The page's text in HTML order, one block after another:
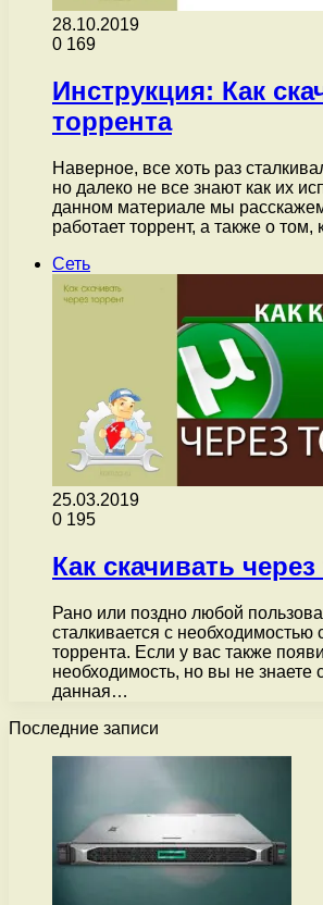
28.10.2019
0 169
Инструкция: Как
торрента
Наверное, все хоть раз
но далеко не все знают как их
данном материале мы
работает торрент, а также о том,
Сеть
25.03.2019
0 195
Как скачивать
Рано или поздно любой
сталкивается с необходимостью
торрента. Если у вас также
необходимость, но вы не знаете
данная…
Последние записи